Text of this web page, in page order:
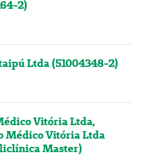
2)
Ltda (51004348-2)
Vitória Ltda,
Médico Vitória Ltda
Master)